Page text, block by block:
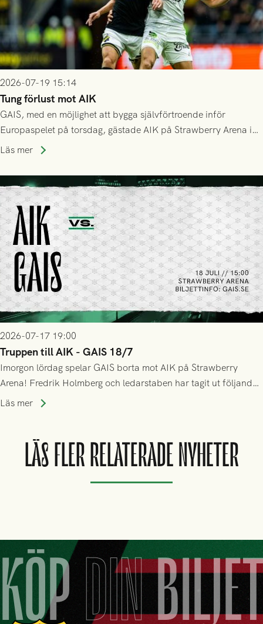
2026-07-19 15:14
Tung förlust mot AIK
GAIS, med en möjlighet att bygga självförtroende inför
Europaspelet på torsdag, gästade AIK på Strawberry Arena i
Stockholm . Men trots konstant hotande i första halvlek av
lyckades få in 2-0.
Läs mer
2026-07-17 19:00
Truppen till AIK - GAIS 18/7
Imorgon lördag spelar GAIS borta mot AIK på Strawberry
Arena! Fredrik Holmberg och ledarstaben har tagit ut följande
trupp till matchen:
Läs mer
LÄS FLER RELATERADE NYHETER
KÖPDIN